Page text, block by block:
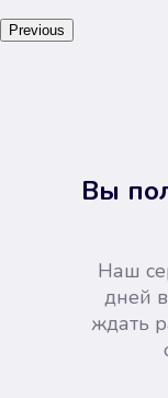
Previous
Вы
Наш
дней
ждать